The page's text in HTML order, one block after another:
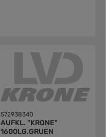
572938340
AUFKL. "KRONE"
1600LG.GRUEN